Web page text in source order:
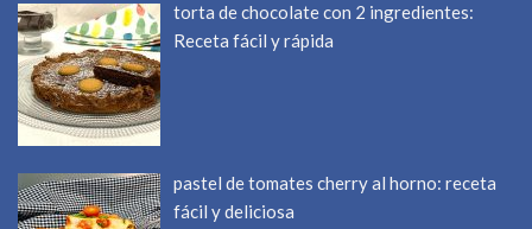
torta de chocolate con 2 ingredientes:
Receta fácil y rápida
pastel de tomates cherry al horno: receta
fácil y deliciosa